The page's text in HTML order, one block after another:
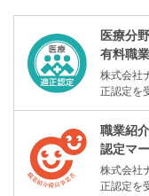
医療分
有料職
株式会社
正認定を
職業紹
認定マ
株式会社
正認定を